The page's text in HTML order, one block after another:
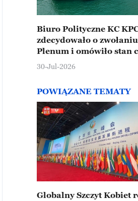
Biuro Polityczne KC
zdecydowało o
Plenum i omówiło stan
gospodarki
30-Jul-2026
POWIĄZANE TEMATY
Globalny Szczyt Kobiet